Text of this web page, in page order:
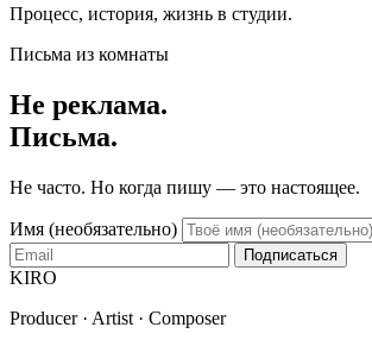
Процесс, история, жизнь в студии.
Письма из комнаты
Не реклама.
Письма.
Не часто. Но когда пишу — это настоящее.
Имя (необязательно)
Подписаться
KIRO
Producer · Artist · Composer